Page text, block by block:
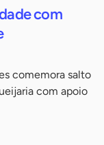
com
comemora salto
com apoio